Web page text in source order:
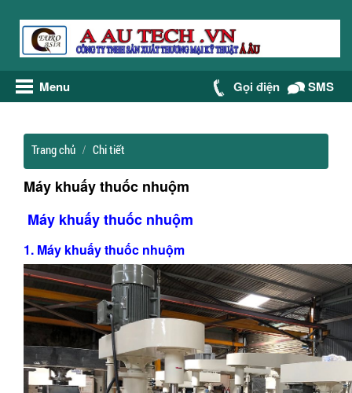
Menu Gọi điện SMS
Trang chủ Chi tiết
Máy khuấy thuốc nhuộm
Máy khuấy thuốc nhuộm
1. Máy khuấy thuốc nhuộm